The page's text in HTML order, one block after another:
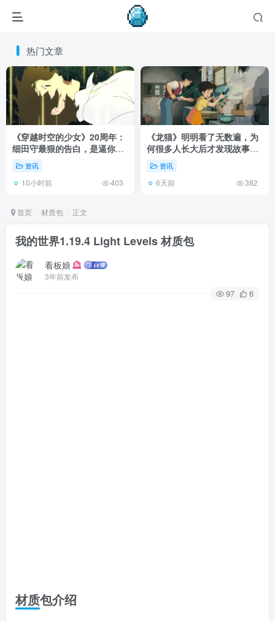
热门文章
《穿越时空的少女》20周年：
细田守最狠的告白，是逼你承
认有些夏天回不去了！
资讯
10小时前 403
《龙猫》明明看了无数遍，为
何很多人长大后才发现故事根
本不在 1988 年！
资讯
6天前 382
首页 材质包 正文
我的世界1.19.4 Light Levels 材质包
看板娘
3年前发布
97 6
材质包介绍